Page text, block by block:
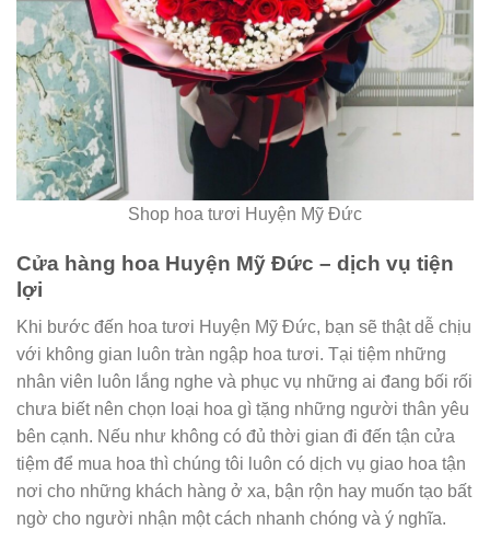
Shop hoa tươi Huyện Mỹ Đức
Cửa hàng hoa Huyện Mỹ Đức – dịch vụ tiện
lợi
Khi bước đến hoa tươi Huyện Mỹ Đức, bạn sẽ thật dễ chịu
với không gian luôn tràn ngập hoa tươi. Tại tiệm những
nhân viên luôn lắng nghe và phục vụ những ai đang bối rối
chưa biết nên chọn loại hoa gì tặng những người thân yêu
bên cạnh. Nếu như không có đủ thời gian đi đến tận cửa
tiệm để mua hoa thì chúng tôi luôn có dịch vụ giao hoa tận
nơi cho những khách hàng ở xa, bận rộn hay muốn tạo bất
ngờ cho người nhận một cách nhanh chóng và ý nghĩa.